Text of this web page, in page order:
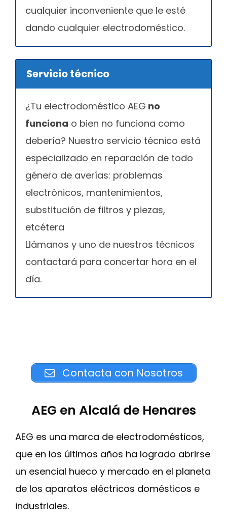
cualquier inconveniente que le esté
dando cualquier electrodoméstico.
Servicio técnico
¿Tu electrodoméstico AEG no
funciona o bien no funciona como
debería? Nuestro servicio técnico está
especializado en reparación de todo
género de averías: problemas
electrónicos, mantenimientos,
substitución de filtros y piezas,
etcétera
Llámanos y uno de nuestros técnicos
contactará para concertar hora en el
día.
Contacta con Nosotros
AEG en Alcalá de Henares
AEG es una marca de electrodomésticos,
que en los últimos años ha logrado abrirse
un esencial hueco y mercado en el planeta
de los aparatos eléctricos domésticos e
industriales.